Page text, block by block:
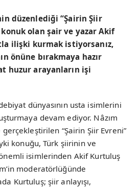
düzenlediği “Şairin Şiir
olan şair ve yazar Akif
ilişki kurmak istiyorsanız,
önüne bırakmaya hazır
huzur arayanların işi
dünyasının usta isimlerini
devam ediyor. Nâzım
“Şairin Şiir Evreni”
konuğu, Türk şiirinin ve
isimlerinden Akif Kurtuluş
moderatörlüğünde
Kurtuluş; şiir anlayışı,